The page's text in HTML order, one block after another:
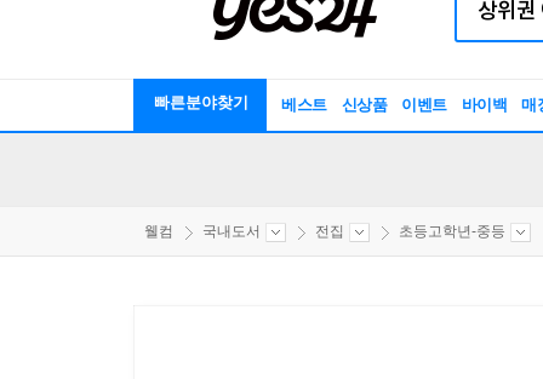
빠른분야찾기 베스트 신상품 이벤트 바이백 매
웰컴 국내도서 전집 초등고학년-중등